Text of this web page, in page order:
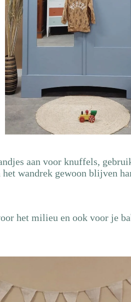
aan voor knuffels,
wandrek gewoon blijven
het milieu en ook voor je